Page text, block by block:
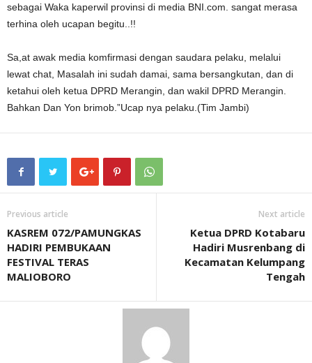
sebagai Waka kaperwil provinsi di media BNI.com. sangat merasa
terhina oleh ucapan begitu..!!
Sa,at awak media komfirmasi dengan saudara pelaku, melalui
lewat chat, Masalah ini sudah damai, sama bersangkutan, dan di
ketahui oleh ketua DPRD Merangin, dan wakil DPRD Merangin.
Bahkan Dan Yon brimob.”Ucap nya pelaku.(Tim Jambi)
Previous article
KASREM 072/PAMUNGKAS
HADIRI PEMBUKAAN
FESTIVAL TERAS
MALIOBORO
Next article
Ketua DPRD Kotabaru
Hadiri Musrenbang di
Kecamatan Kelumpang
Tengah